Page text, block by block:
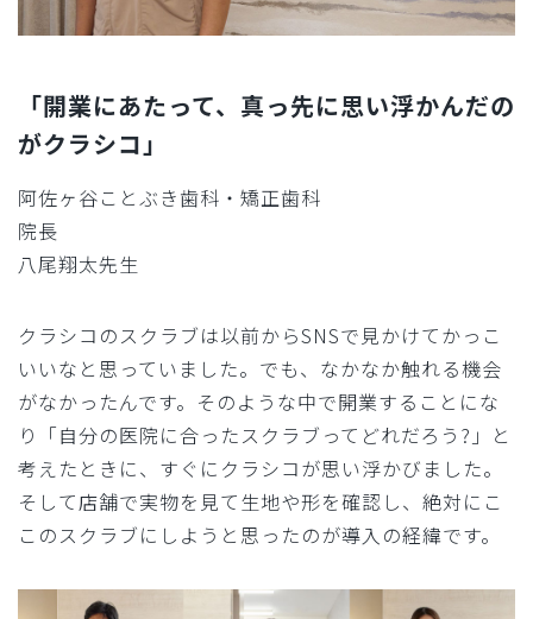
「開業にあたって、真っ先に思い浮かんだの
がクラシコ」
阿佐ヶ谷ことぶき歯科・矯正歯科
院長
八尾翔太先生
クラシコのスクラブは以前からSNSで見かけてかっこ
いいなと思っていました。でも、なかなか触れる機会
がなかったんです。そのような中で開業することにな
り「自分の医院に合ったスクラブってどれだろう?」と
考えたときに、すぐにクラシコが思い浮かびました。
そして店舗で実物を見て生地や形を確認し、絶対にこ
このスクラブにしようと思ったのが導入の経緯です。